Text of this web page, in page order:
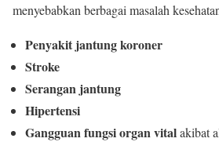
menyebabkan berbagai masalah
Penyakit jantung koroner
Stroke
Serangan jantung
Hipertensi
Gangguan fungsi organ vitalakibat